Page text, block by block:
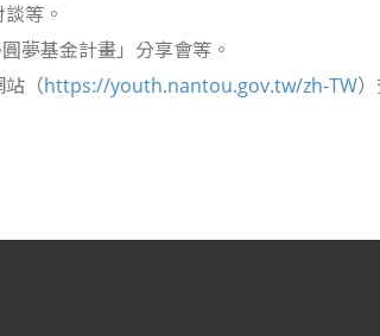
等。
夢基金計畫」分享會等。
（https://youth.nantou.gov.tw/zh-TW